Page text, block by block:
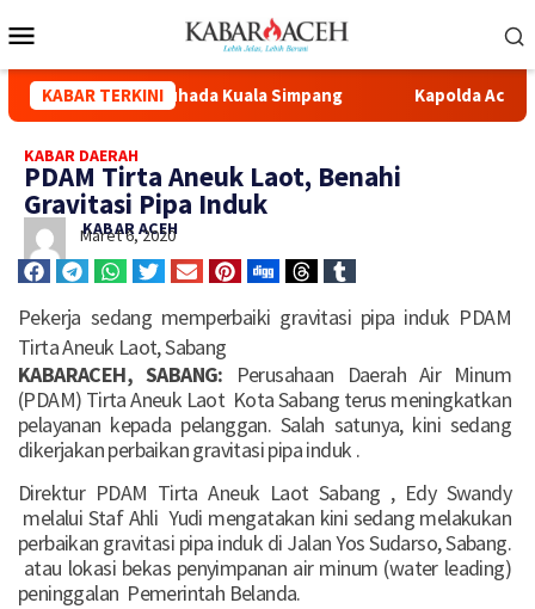
KABAR TERKINI
Masjid Syuhada Kuala Simpang Kapolda Aceh
KABAR DAERAH
PDAM Tirta Aneuk Laot, Benahi
Gravitasi Pipa Induk
KABAR ACEH
Maret 6, 2020
Pekerja sedang memperbaiki gravitasi pipa induk PDAM
Tirta Aneuk Laot, Sabang
KABARACEH, SABANG: Perusahaan Daerah Air Minum
(PDAM) Tirta Aneuk Laot Kota Sabang terus meningkatkan
pelayanan kepada pelanggan. Salah satunya, kini sedang
dikerjakan perbaikan gravitasi pipa induk .
Direktur PDAM Tirta Aneuk Laot Sabang , Edy Swandy
melalui Staf Ahli Yudi mengatakan kini sedang melakukan
perbaikan gravitasi pipa induk di Jalan Yos Sudarso, Sabang.
atau lokasi bekas penyimpanan air minum (water leading)
peninggalan Pemerintah Belanda.